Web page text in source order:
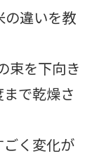
の違いを教
束を下向き
で乾燥さ
く変化が